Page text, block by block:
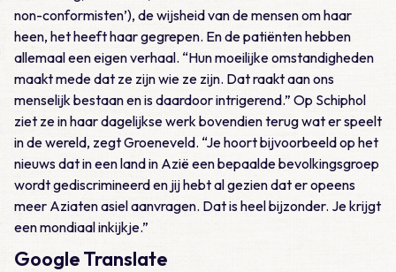
non-conformisten’), de wijsheid van de mensen om haar
heen, het heeft haar gegrepen. En de patiënten hebben
allemaal een eigen verhaal. “Hun moeilijke omstandigheden
maakt mede dat ze zijn wie ze zijn. Dat raakt aan ons
menselijk bestaan en is daardoor intrigerend.” Op Schiphol
ziet ze in haar dagelijkse werk bovendien terug wat er speelt
in de wereld, zegt Groeneveld. “Je hoort bijvoorbeeld op het
nieuws dat in een land in Azië een bepaalde bevolkingsgroep
wordt gediscrimineerd en jij hebt al gezien dat er opeens
meer Aziaten asiel aanvragen. Dat is heel bijzonder. Je krijgt
een mondiaal inkijkje.”
Google Translate